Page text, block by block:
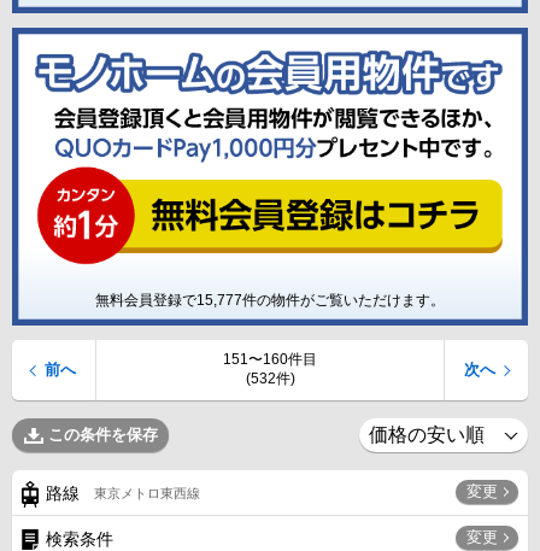
無料会員登録で15,777件の物件がご覧いただけます。
151〜160件目
(532件)
前へ 次へ
この条件を保存
路線 東京メトロ東西線 変更
検索条件 変更